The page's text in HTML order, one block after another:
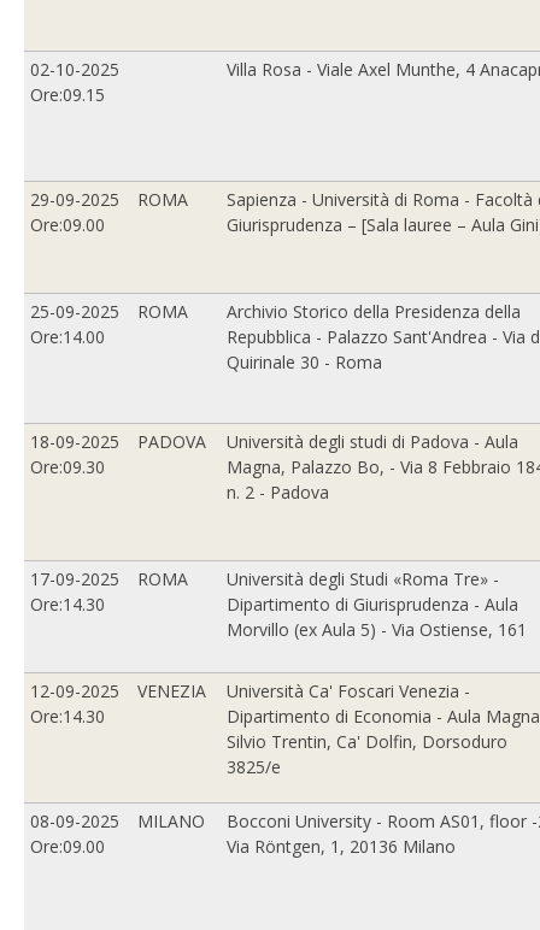
02-10-2025
Ore:09.15
Villa Rosa - Viale Axel Munthe, 4
29-09-2025
Ore:09.00
ROMA
Sapienza - Università di Roma - Facoltà
Giurisprudenza – [Sala lauree – Aula
25-09-2025
Ore:14.00
ROMA
Archivio Storico della Presidenza della
Repubblica - Palazzo Sant'Andrea - Via
Quirinale 30 - Roma
18-09-2025
Ore:09.30
PADOVA
Università degli studi di Padova - Aula
Magna, Palazzo Bo, - Via 8 Febbraio
n. 2 - Padova
17-09-2025
Ore:14.30
ROMA
Università degli Studi «Roma Tre» -
Dipartimento di Giurisprudenza - Aula
Morvillo (ex Aula 5) - Via Ostiense, 161
12-09-2025
Ore:14.30
VENEZIA
Università Ca' Foscari Venezia -
Dipartimento di Economia - Aula Magna
Silvio Trentin, Ca' Dolfin, Dorsoduro
3825/e
08-09-2025
Ore:09.00
MILANO
Bocconi University - Room AS01, floor
Via Röntgen, 1, 20136 Milano